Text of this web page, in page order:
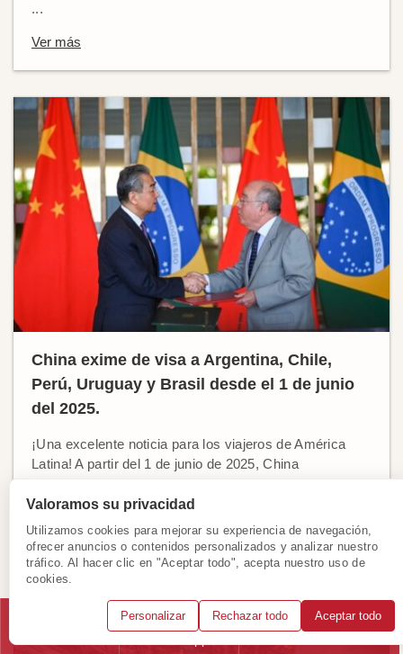
...
Ver más
China exime de visa a Argentina, Chile,
Perú, Uruguay y Brasil desde el 1 de junio
del 2025.
¡Una excelente noticia para los viajeros de América
Latina! A partir del 1 de junio de 2025, China
ciudadanos con pasaporte ordinario ...
Ver más
Valoramos su privacidad
Utilizamos cookies para mejorar su experiencia de navegación,
ofrecer anuncios o contenidos personalizados y analizar nuestro
tráfico. Al hacer clic en "Aceptar todo", acepta nuestro uso de
cookies.
Personalizar Rechazar todo Aceptar todo